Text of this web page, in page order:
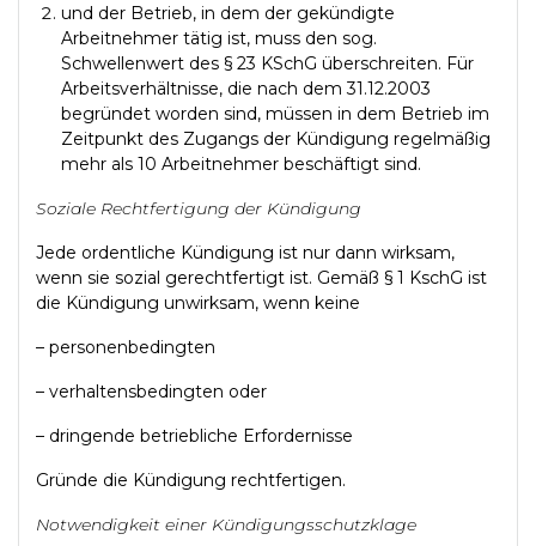
und der Betrieb, in dem der gekündigte
Arbeitnehmer tätig ist, muss den sog.
Schwellenwert des § 23 KSchG überschreiten. Für
Arbeitsverhältnisse, die nach dem 31.12.2003
begründet worden sind, müssen in dem Betrieb im
Zeitpunkt des Zugangs der Kündigung regelmäßig
mehr als 10 Arbeitnehmer beschäftigt sind.
Soziale Rechtfertigung der Kündigung
Jede ordentliche Kündigung ist nur dann wirksam,
wenn sie sozial gerechtfertigt ist. Gemäß § 1 KschG ist
die Kündigung unwirksam, wenn keine
– personenbedingten
– verhaltensbedingten oder
– dringende betriebliche Erfordernisse
Gründe die Kündigung rechtfertigen.
Notwendigkeit einer Kündigungsschutzklage